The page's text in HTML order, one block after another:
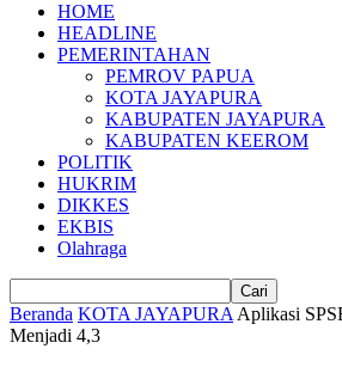
HOME
HEADLINE
PEMERINTAHAN
PEMROV PAPUA
KOTA JAYAPURA
KABUPATEN JAYAPURA
KABUPATEN KEEROM
POLITIK
HUKRIM
DIKKES
EKBIS
Olahraga
Beranda KOTA JAYAPURA Aplikasi
Menjadi 4,3